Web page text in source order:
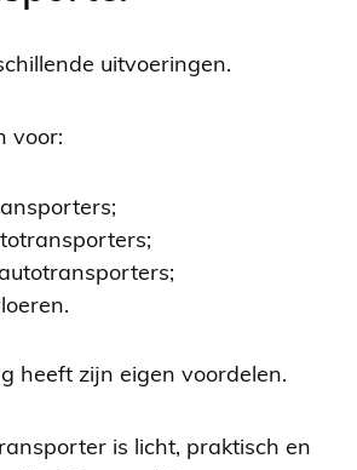
uitvoeringen.
voor:
heeft zijn eigen voordelen.
is licht, praktisch en